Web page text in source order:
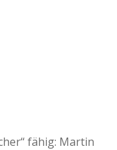
fähig: Martin